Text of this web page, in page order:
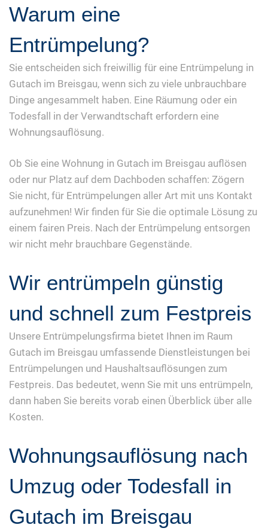
Warum eine
Entrümpelung?
Sie entscheiden sich freiwillig für eine Entrümpelung in
Gutach im Breisgau, wenn sich zu viele unbrauchbare
Dinge angesammelt haben. Eine Räumung oder ein
Todesfall in der Verwandtschaft erfordern eine
Wohnungsauflösung.
Ob Sie eine Wohnung in Gutach im Breisgau auflösen
oder nur Platz auf dem Dachboden schaffen: Zögern
Sie nicht, für Entrümpelungen aller Art mit uns Kontakt
aufzunehmen! Wir finden für Sie die optimale Lösung zu
einem fairen Preis. Nach der Entrümpelung entsorgen
wir nicht mehr brauchbare Gegenstände.
Wir entrümpeln günstig
und schnell zum Festpreis
Unsere Entrümpelungsfirma bietet Ihnen im Raum
Gutach im Breisgau umfassende Dienstleistungen bei
Entrümpelungen und Haushaltsauflösungen zum
Festpreis. Das bedeutet, wenn Sie mit uns entrümpeln,
dann haben Sie bereits vorab einen Überblick über alle
Kosten.
Wohnungsauflösung nach
Umzug oder Todesfall in
Gutach im Breisgau